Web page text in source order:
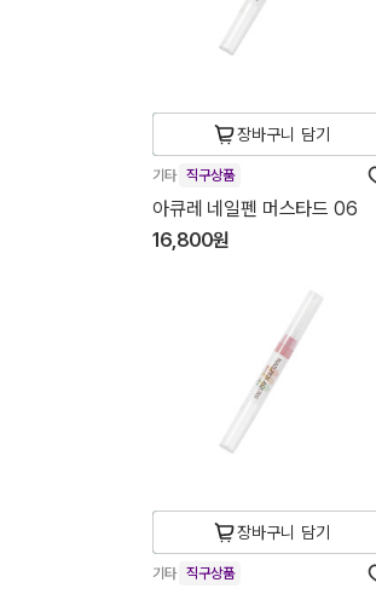
장바구니 담기
기타 직구상품
아큐레 네일펜 머스타드 06
16,800원
장바구니 담기
기타 직구상품